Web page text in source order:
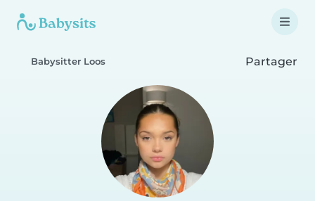
Babysitter Loos Partager